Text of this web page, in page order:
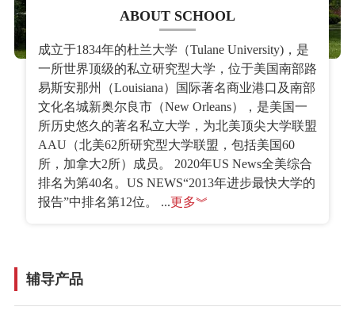
ABOUT SCHOOL
成立于1834年的杜兰大学（Tulane University)，是
一所世界顶级的私立研究型大学，位于美国南部路
易斯安那州（Louisiana）国际著名商业港口及南部
文化名城新奥尔良市（New Orleans），是美国一
所历史悠久的著名私立大学，为北美顶尖大学联盟
AAU（北美62所研究型大学联盟，包括美国60
所，加拿大2所）成员。 2020年US News全美综合
排名为第40名。US NEWS“2013年进步最快大学的
报告”中排名第12位。 ...更多︾
辅导产品